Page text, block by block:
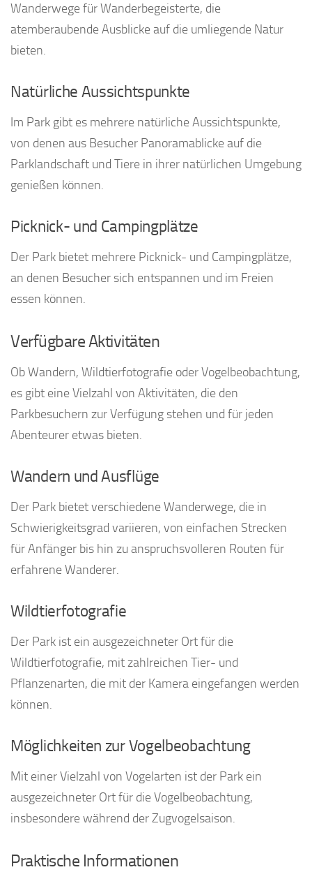
Wanderwege für Wanderbegeisterte, die
atemberaubende Ausblicke auf die umliegende Natur
bieten.
Natürliche Aussichtspunkte
Im Park gibt es mehrere natürliche Aussichtspunkte,
von denen aus Besucher Panoramablicke auf die
Parklandschaft und Tiere in ihrer natürlichen Umgebung
genießen können.
Picknick- und Campingplätze
Der Park bietet mehrere Picknick- und Campingplätze,
an denen Besucher sich entspannen und im Freien
essen können.
Verfügbare Aktivitäten
Ob Wandern, Wildtierfotografie oder Vogelbeobachtung,
es gibt eine Vielzahl von Aktivitäten, die den
Parkbesuchern zur Verfügung stehen und für jeden
Abenteurer etwas bieten.
Wandern und Ausflüge
Der Park bietet verschiedene Wanderwege, die in
Schwierigkeitsgrad variieren, von einfachen Strecken
für Anfänger bis hin zu anspruchsvolleren Routen für
erfahrene Wanderer.
Wildtierfotografie
Der Park ist ein ausgezeichneter Ort für die
Wildtierfotografie, mit zahlreichen Tier- und
Pflanzenarten, die mit der Kamera eingefangen werden
können.
Möglichkeiten zur Vogelbeobachtung
Mit einer Vielzahl von Vogelarten ist der Park ein
ausgezeichneter Ort für die Vogelbeobachtung,
insbesondere während der Zugvogelsaison.
Praktische Informationen